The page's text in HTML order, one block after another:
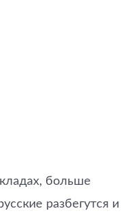
больше
разбегутся и